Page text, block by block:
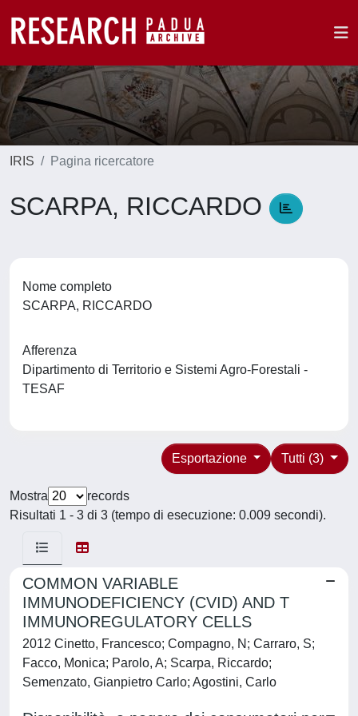
IRIS Pagina ricercatore
SCARPA, RICCARDO
Nome completo
SCARPA, RICCARDO
Afferenza
Dipartimento di Territorio e Sistemi Agro-Forestali -
TESAF
Tutti (3)
Esportazione
Mostra
records
Risultati 1 - 3 di 3 (tempo di esecuzione: 0.009 secondi).
COMMON VARIABLE
IMMUNODEFICIENCY (CVID) AND T
IMMUNOREGULATORY CELLS
2012 Cinetto, Francesco; Compagno, N; Carraro, S;
Facco, Monica; Parolo, A; Scarpa, Riccardo;
Semenzato, Gianpietro Carlo; Agostini, Carlo